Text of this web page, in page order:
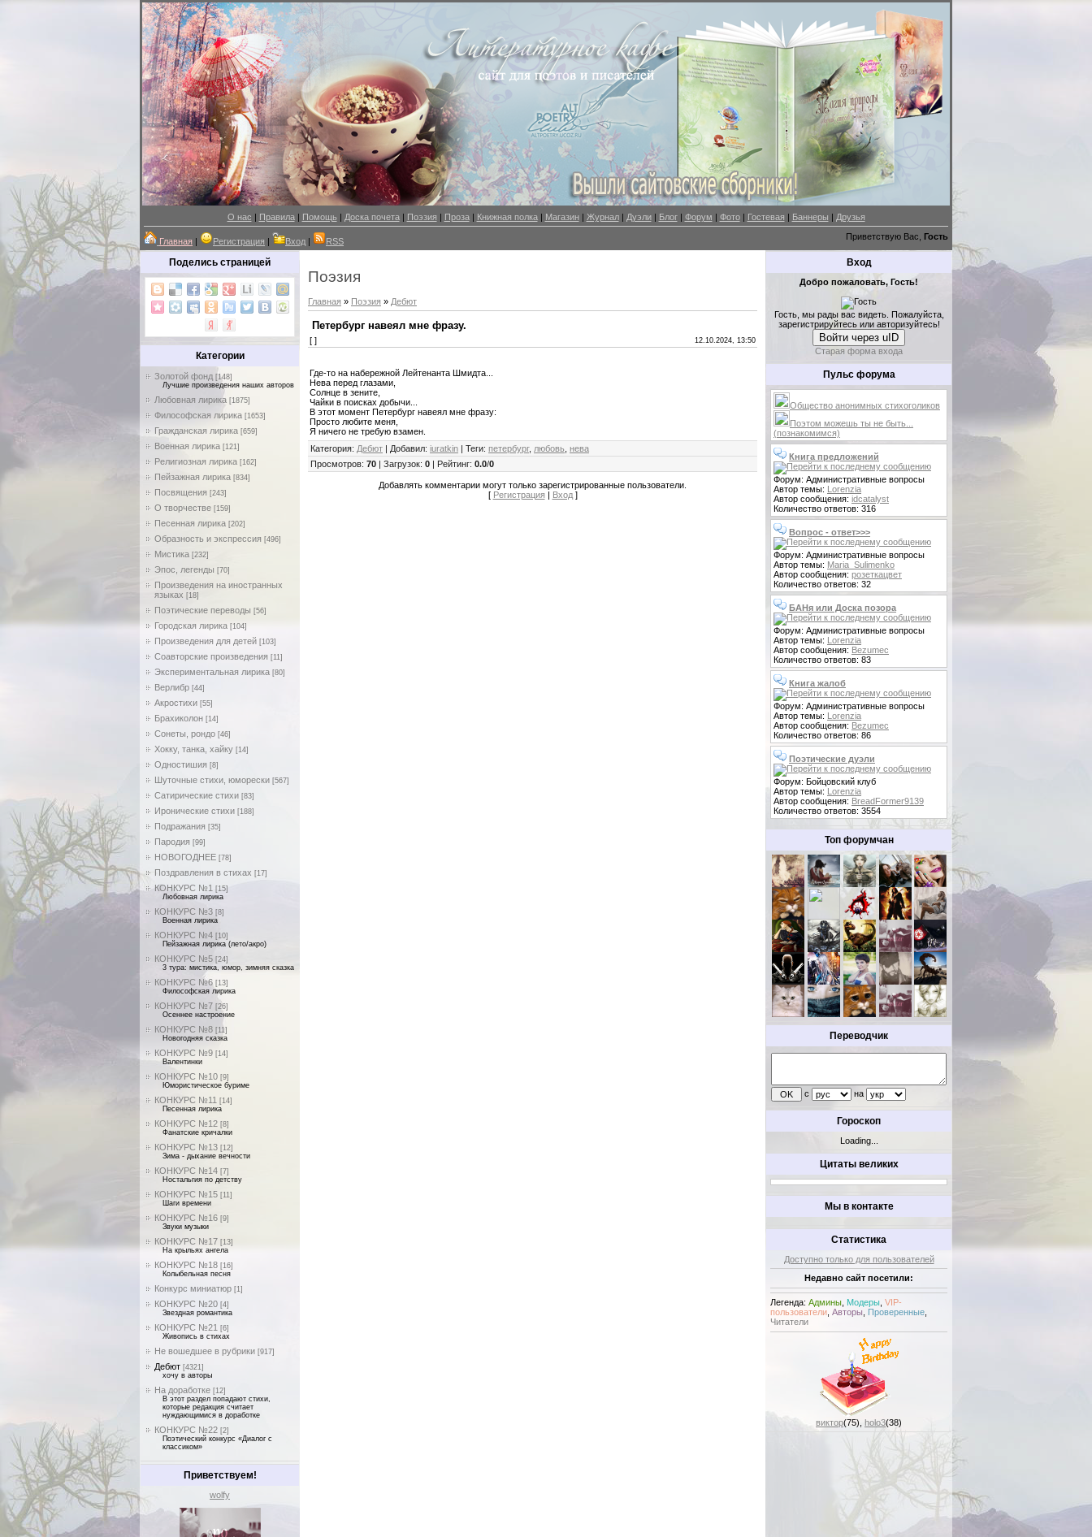
О нас | Правила| Помощь | Доска почета| Поэзия | Проза| Книжная полка| Магазин| Журнал| Дуэли| Блог| Форум | Фото| Гостевая | Баннеры | Друзья
Главная | Регистрация | Вход | RSS Приветствую Вас, Гость
Поделись страницей
Категории
Золотой фонд [148]
Лучшие произведения наших авторов
Любовная лирика [1875]
Философская лирика [1653]
Гражданская лирика [659]
Военная лирика [121]
Религиозная лирика [162]
Пейзажная лирика [834]
Посвящения [243]
О творчестве [159]
Песенная лирика [202]
Образность и экспрессия [496]
Мистика [232]
Эпос, легенды [70]
Произведения на иностранных
языках [18]
Поэтические переводы [56]
Городская лирика [104]
Произведения для детей [103]
Соавторские произведения [11]
Экспериментальная лирика [80]
Верлибр [44]
Акростихи [55]
Брахиколон [14]
Сонеты, рондо [46]
Хокку, танка, хайку [14]
Одностишия [8]
Шуточные стихи, юморески [567]
Сатирические стихи [83]
Иронические стихи [188]
Подражания [35]
Пародия [99]
НОВОГОДНЕЕ [78]
Поздравления в стихах [17]
КОНКУРС №1 [15]
Любовная лирика
КОНКУРС №3 [8]
Военная лирика
КОНКУРС №4 [10]
Пейзажная лирика (лето/акро)
КОНКУРС №5 [24]
3 тура: мистика, юмор, зимняя сказка
КОНКУРС №6 [13]
Философская лирика
КОНКУРС №7 [26]
Осеннее настроение
КОНКУРС №8 [11]
Новогодняя сказка
КОНКУРС №9 [14]
Валентинки
КОНКУРС №10 [9]
Юмористическое буриме
КОНКУРС №11 [14]
Песенная лирика
КОНКУРС №12 [8]
Фанатские кричалки
КОНКУРС №13 [12]
Зима - дыхание вечности
КОНКУРС №14 [7]
Ностальгия по детству
КОНКУРС №15 [11]
Шаги времени
КОНКУРС №16 [9]
Звуки музыки
КОНКУРС №17 [13]
На крыльях ангела
КОНКУРС №18 [16]
Колыбельная песня
Конкурс миниатюр [1]
КОНКУРС №20 [4]
Звездная романтика
КОНКУРС №21 [6]
Живопись в стихах
Не вошедшее в рубрики [917]
Дебют [4321]
хочу в авторы
На доработке [12]
В этот раздел попадают стихи,
которые редакция считает
нуждающимися в доработке
КОНКУРС №22 [2]
Поэтический конкурс «Диалог с
классиком»
Приветствуем!
wolfy
Поэзия
Главная » Поэзия » Дебют
Петербург навеял мне фразу.
[ ] 12.10.2024, 13:50
Где-то на набережной Лейтенанта Шмидта...
Нева перед глазами,
Солнце в зените,
Чайки в поисках добычи...
В этот момент Петербург навеял мне фразу:
Просто любите меня,
Я ничего не требую взамен.
Категория: Дебют Добавил: iuratkin Теги: петербург, любовь нева
Просмотров: 70 Загрузок: 0 Рейтинг: 0.0/0
Добавлять комментарии могут только зарегистрированные пользователи.
[ Регистрация Вход]
Вход
Добро пожаловать, Гость!
Гость, мы рады вас видеть. Пожалуйста,
зарегистрируйтесь или авторизуйтесь!
Войти через uID
Старая форма входа
Пульс форума
Общество анонимных стихоголиков
Поэтом можешь ты не быть...
(познакомимся)
Книга предложений
Форум: Административные вопросы
Автор темы: Lorenzia
Автор сообщения: idcatalyst
Количество ответов: 316
Вопрос - ответ>>>
Форум: Административные вопросы
Автор темы: Maria_Sulimenko
Автор сообщения: розеткацвет
Количество ответов: 32
БАНя или Доска позора
Форум: Административные вопросы
Автор темы: Lorenzia
Автор сообщения: Bezumec
Количество ответов: 83
Книга жалоб
Форум: Административные вопросы
Автор темы: Lorenzia
Автор сообщения: Bezumec
Количество ответов: 86
Поэтические дуэли
Форум: Бойцовский клуб
Автор темы: Lorenzia
Автор сообщения: BreadFormer9139
Количество ответов: 3554
Топ форумчан
Переводчик
с на
Гороскоп
Loading...
Цитаты великих
Мы в контакте
Статистика
Доступно только для пользователей
Недавно сайт посетили:
Легенда: Админы Модеры VIP-
пользователи Авторы Проверенные
Читатели
виктор(75) holo3(38)